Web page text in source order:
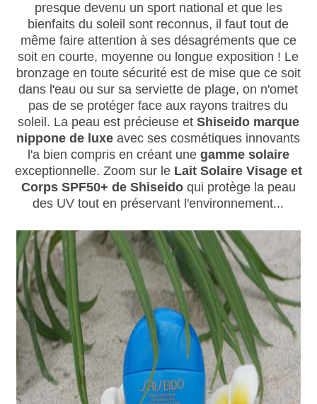
presque devenu un sport national et que les
bienfaits du soleil sont reconnus, il faut tout de
même faire attention à ses désagréments que ce
soit en courte, moyenne ou longue exposition ! Le
bronzage en toute sécurité est de mise que ce soit
dans l'eau ou sur sa serviette de plage, on n'omet
pas de se protéger face aux rayons traitres du
soleil. La peau est précieuse et Shiseido marque
nippone de luxe avec ses cosmétiques innovants
l'a bien compris en créant une gamme solaire
exceptionnelle. Zoom sur le Lait Solaire Visage et
Corps SPF50+ de Shiseidoqui protège la peau
des UV tout en préservant l'environnement...